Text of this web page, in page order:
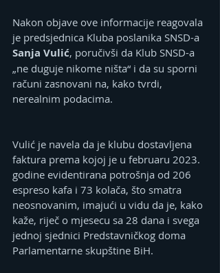
Nakon objave ove informacije reagovala
je predsjednica Kluba poslanika SNSD-a
Sanja Vulić, poručivši da Klub SNSD-a
„ne duguje nikome ništa“ i da su sporni
računi zasnovani na, kako tvrdi,
nerealnim podacima.
Vulić je navela da je klubu dostavljena
faktura prema kojoj je u februaru 2023.
godine evidentirana potrošnja od 206
espreso kafa i 73 kolača, što smatra
neosnovanim, imajući u vidu da je, kako
kaže, riječ o mjesecu sa 28 dana i svega
jednoj sjednici Predstavničkog doma
Parlamentarne skupštine BiH.